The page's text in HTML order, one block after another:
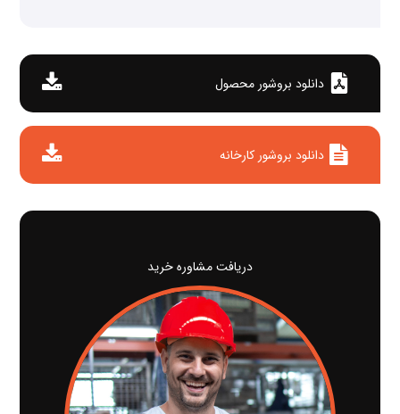
دانلود بروشور محصول
دانلود بروشور کارخانه
دریافت مشاوره خرید